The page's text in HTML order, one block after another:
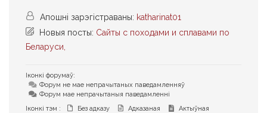
Апошні зарэгістраваны: katharinat01
Новыя посты: Сайты с походами и сплавами по
Беларуси,
Іконкі форумаў:
Форум не мае непрачытаных паведамленняў
Форум мае непрачытаныя паведамленні
Іконкі тэм :
Без адказу Адказаная
Актыўная